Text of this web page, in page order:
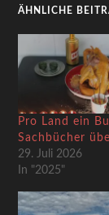
ÄHNLICHE
Pro Land ein
Sachbücher
29. Juli 2026
In "2025"